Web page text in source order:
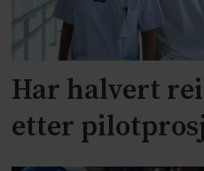
Har halvert
etter